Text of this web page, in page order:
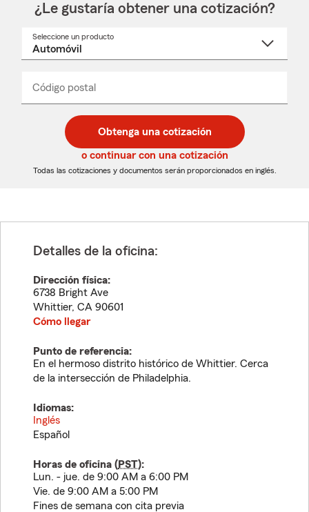
¿Le gustaría obtener una cotización?
Seleccione un producto
desplegable
Código postal
de
5
dígitos
de
5
dígitos
_____
Obtenga una cotización
o continuar con una cotización
Todas las cotizaciones y documentos serán proporcionados en inglés.
Detalles de la oficina:
Dirección física:
6738 Bright Ave
Whittier, CA 90601
Cómo llegar
Punto de referencia:
En el hermoso distrito histórico de Whittier. Cerca
de la intersección de Philadelphia.
Idiomas:
Inglés
Español
Horas de oficina (PST):
Lun. - jue. de 9:00 AM a 6:00 PM
Vie. de 9:00 AM a 5:00 PM
Fines de semana con cita previa